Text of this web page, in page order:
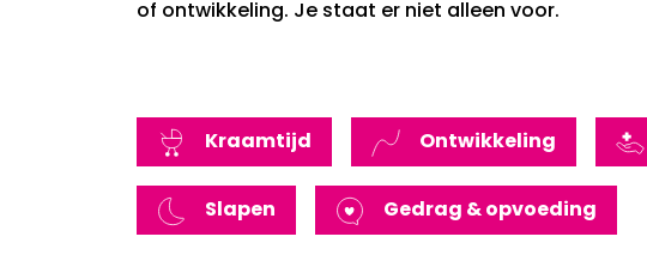
of ontwikkeling. Je staat er niet alleen voor.
Kraamtijd Ontwikkeling
Slapen Gedrag & opvoeding